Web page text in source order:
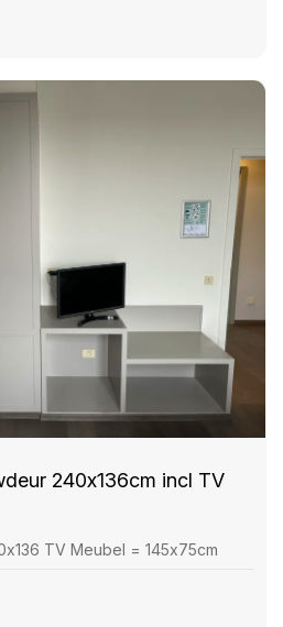
240x136cm incl TV
TV Meubel = 145x75cm